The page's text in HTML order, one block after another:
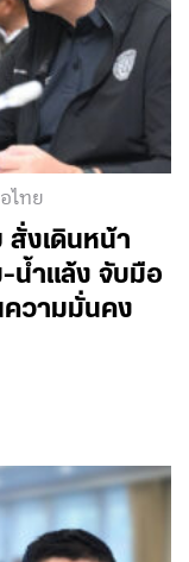
ไทย
สั่งเดินหน้า
น้ำแล้ง จับมือ
วามมั่นคง